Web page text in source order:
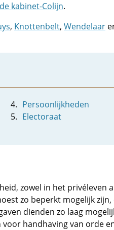
kabinet-Colijn.
, Knottenbelt, Wendelaar
Persoonlijkheden
Electoraat
zowel in het privéleven
zo beperkt mogelijk
dienden zo laag
handhaving van orde